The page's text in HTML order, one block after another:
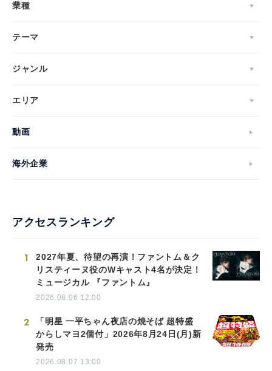
業種
テーマ
ジャンル
エリア
動画
海外企業
アクセスランキング
1
2027年夏、待望の再演！ファントム＆ク
リスティーヌ役のWキャスト4名が決定！
ミュージカル 『ファントム』
2026.08.06 12:00
2
「明星 一平ちゃん夜店の焼そば 超特盛
からしマヨ2個付」2026年8月24日(月)新
発売
2026.08.07 13:00